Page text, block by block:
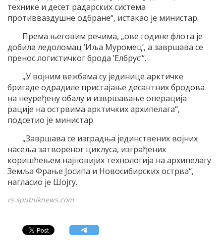
технике и десет радарских система
противваздушне одбране“, истакао је министар.
Према његовим речима, „ове године флота је
добила ледоломац ’Иља Муромец‘, а завршава се
пренос логистичког брода ’Елбрус‘“.
„У војним вежбама су јединице арктичке
бригаде одрадиле пристајање десантних бродова
на неуређену обалу и извршавање операција
рације на острвима арктичких архипелага“,
подсетио је министар.
„Завршава се изградња јединствених војних
насеља затвореног циклуса, изграђених
коришћењем најновијих технологија на архипелагу
Земља Фрање Јосипа и Новосибирских острва“,
нагласио је Шојгу.
rs.sputniknews.com